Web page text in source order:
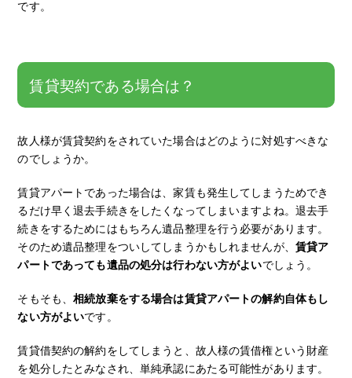
です。
賃貸契約である場合は？
故人様が賃貸契約をされていた場合はどのように対処すべきな
のでしょうか。
賃貸アパートであった場合は、家賃も発生してしまうためでき
るだけ早く退去手続きをしたくなってしまいますよね。退去手
続きをするためにはもちろん遺品整理を行う必要があります。
そのため遺品整理をついしてしまうかもしれませんが、 賃貸ア
パートであっても遺品の処分は行わない方がよいでしょう。
そもそも、相続放棄をする場合は賃貸アパートの解約自体もし
ない方がよいです。
賃貸借契約の解約をしてしまうと、故人様の賃借権という財産
を処分したとみなされ、単純承認にあたる可能性があります。